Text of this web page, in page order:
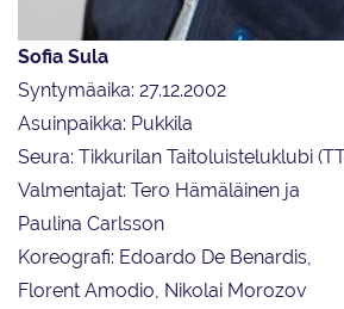
Sofia Sula
Syntymäaika: 27.12.2002
Asuinpaikka: Pukkila
Seura: Tikkurilan Taitoluisteluklubi
Valmentajat: Tero Hämäläinen ja
Paulina Carlsson
Koreografi: Edoardo De Benardis,
Florent Amodio, Nikolai Morozov